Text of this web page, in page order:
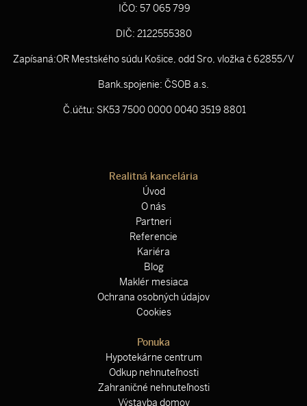
IČO: 57 065 799
DIČ: 2122555380
Zapísaná:OR Mestského súdu Košice, odd Sro, vložka č 62855/V
Bank.spojenie: ČSOB a.s.
Č.účtu: SK53 7500 0000 0040 3519 8801
Realitná kancelária
Úvod
O nás
Partneri
Referencie
Kariéra
Blog
Maklér mesiaca
Ochrana osobných údajov
Cookies
Ponuka
Hypotekárne centrum
Odkup nehnuteľnosti
Zahraničné nehnuteľnosti
Výstavba domov